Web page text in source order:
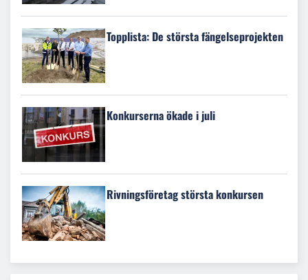
Topplista: De största fängelseprojekten
Konkurserna ökade i juli
Rivningsföretag största konkursen